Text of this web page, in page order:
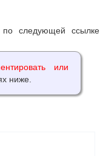
следующей ссылке
или
ниже.